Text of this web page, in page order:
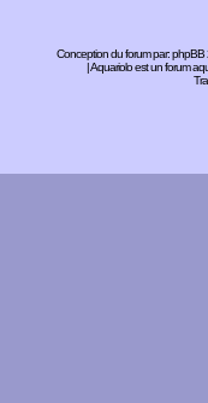
Conception du forum par:phpBB
| Aquariolo est un forum